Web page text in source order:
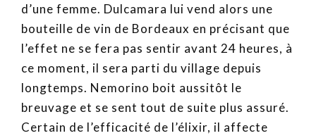
d’une femme. Dulcamara lui vend alors une
bouteille de vin de Bordeaux en précisant que
l’effet ne se fera pas sentir avant 24 heures, à
ce moment, il sera parti du village depuis
longtemps. Nemorino boit aussitôt le
breuvage et se sent tout de suite plus assuré.
Certain de l’efficacité de l’élixir, il affecte